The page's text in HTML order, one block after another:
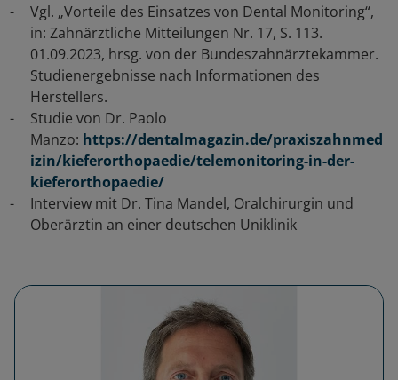
Vgl. „Vorteile des Einsatzes von Dental Monitoring“,
in: Zahnärztliche Mitteilungen Nr. 17, S. 113.
01.09.2023, hrsg. von der Bundeszahnärztekammer.
Studienergebnisse nach Informationen des
Herstellers.
Studie von Dr. Paolo
Manzo: https://dentalmagazin.de/praxiszahnmed
izin/kieferorthopaedie/telemonitoring-in-der-
kieferorthopaedie/
Interview mit Dr. Tina Mandel, Oralchirurgin und
Oberärztin an einer deutschen Uniklinik